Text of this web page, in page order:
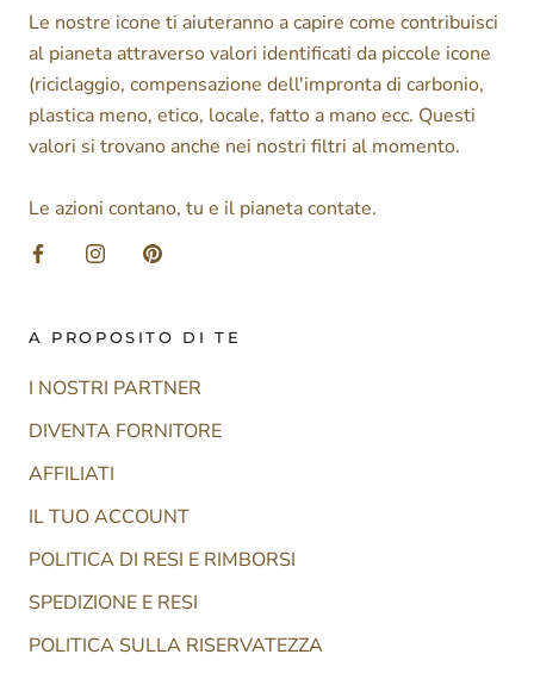
Le nostre icone ti aiuteranno a capire come contribuisci
al pianeta attraverso valori identificati da piccole icone
(riciclaggio, compensazione dell'impronta di carbonio,
plastica meno, etico, locale, fatto a mano ecc. Questi
valori si trovano anche nei nostri filtri al momento.
Le azioni contano, tu e il pianeta contate.
A PROPOSITO DI TE
I NOSTRI PARTNER
DIVENTA FORNITORE
AFFILIATI
IL TUO ACCOUNT
POLITICA DI RESI E RIMBORSI
SPEDIZIONE E RESI
POLITICA SULLA RISERVATEZZA